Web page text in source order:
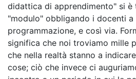
didattica di apprendimento" si è
"modulo" obbligando i docenti a
programmazione, e così via.
significa che noi troviamo mille
che nella realtà stanno a
cose; ciò che invece ci